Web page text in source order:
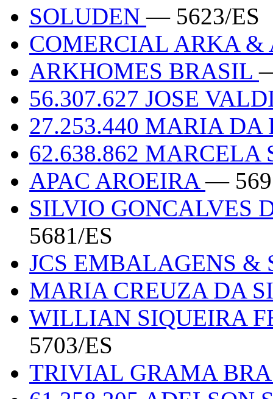
SOLUDEN— 5623/ES
COMERCIAL ARKA
ARKHOMES BRASIL
56.307.627 JOSE
27.253.440 MARIA
62.638.862 MARCELA
APAC AROEIRA—
SILVIO GONCALVES
5681/ES
JCS EMBALAGENS &
MARIA CREUZA DA
WILLIAN SIQUEIRA
5703/ES
TRIVIAL GRAMA